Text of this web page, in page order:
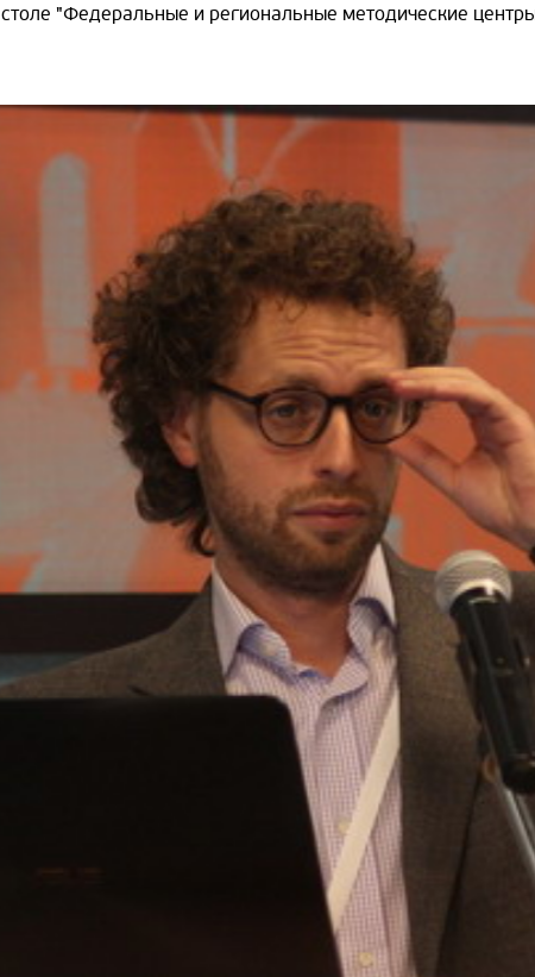
"Федеральные и региональные методические